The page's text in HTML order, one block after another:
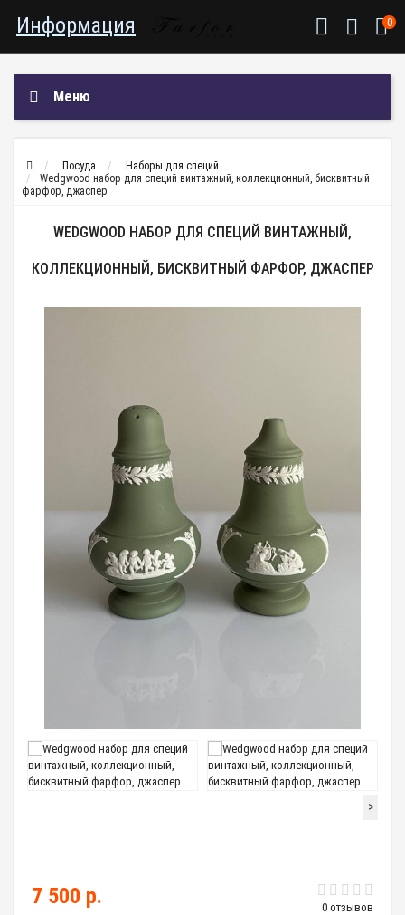
Информация 0
Меню
Посуда
Наборы для специй
Wedgwood набор для специй винтажный, коллекционный, бисквитный
фарфор, джаспер
WEDGWOOD НАБОР ДЛЯ СПЕЦИЙ ВИНТАЖНЫЙ,
КОЛЛЕКЦИОННЫЙ, БИСКВИТНЫЙ ФАРФОР, ДЖАСПЕР
>
0 отзывов
7 500 р.